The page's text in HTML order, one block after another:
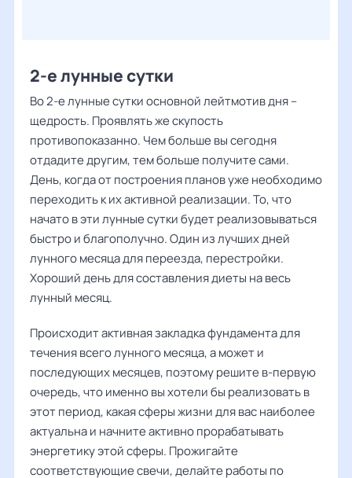
2-е лунные сутки
Во 2-е лунные сутки основной лейтмотив дня –
щедрость. Проявлять же скупость
противопоказанно. Чем больше вы сегодня
отдадите другим, тем больше получите сами.
День, когда от построения планов уже необходимо
переходить к их активной реализации. То, что
начато в эти лунные сутки будет реализовываться
быстро и благополучно. Один из лучших дней
лунного месяца для переезда, перестройки.
Хороший день для составления диеты на весь
лунный месяц.
Происходит активная закладка фундамента для
течения всего лунного месяца, а может и
последующих месяцев, поэтому решите в-первую
очередь, что именно вы хотели бы реализовать в
этот период, какая сферы жизни для вас наиболее
актуальна и начните активно прорабатывать
энергетику этой сферы. Прожигайте
соответствующие свечи, делайте работы по